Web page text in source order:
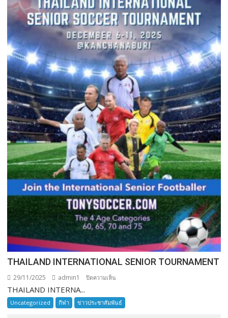
THAILAND INTERNATIONAL SENIOR TOURNAMENT
29/11/2025 admin1 ปิดความเห็น
INTERNATIONAL
SENIOR
THAILAND INTERNA...
Uncategorized กีฬา ข่าวประชาสัมพันธ์